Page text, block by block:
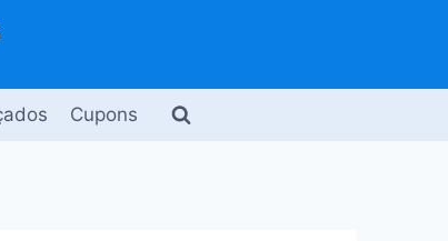
Cupons